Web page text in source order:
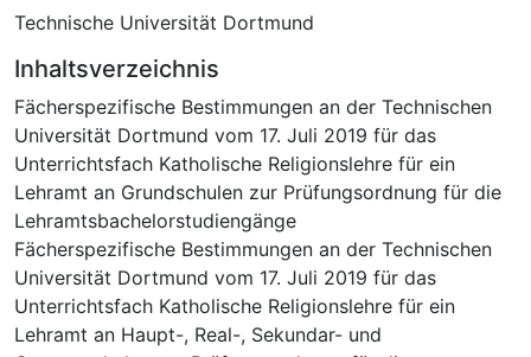
Technische Universität Dortmund
Inhaltsverzeichnis
Fächerspezifische Bestimmungen an der Technischen
Universität Dortmund vom 17. Juli 2019 für das
Unterrichtsfach Katholische Religionslehre für ein
Lehramt an Grundschulen zur Prüfungsordnung für die
Lehramtsbachelorstudiengänge
Fächerspezifische Bestimmungen an der Technischen
Universität Dortmund vom 17. Juli 2019 für das
Unterrichtsfach Katholische Religionslehre für ein
Lehramt an Haupt-, Real-, Sekundar- und